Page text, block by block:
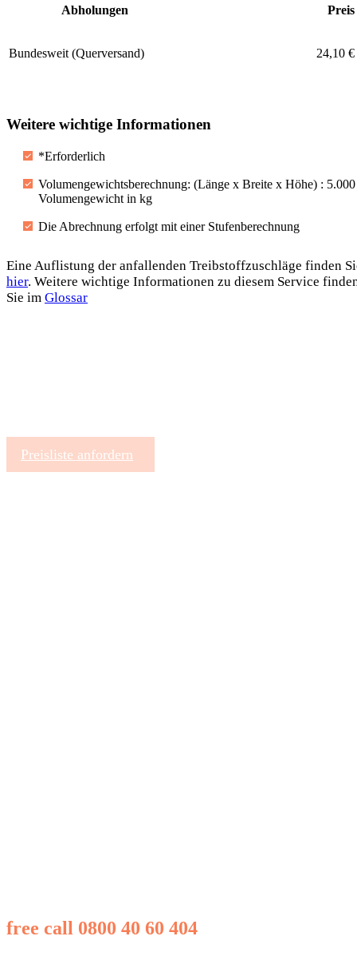
Abholungen Preis
Bundesweit (Querversand) 24,10 €
Weitere wichtige Informationen
*Erforderlich
Volumengewichtsberechnung: (Länge x Breite x Höhe) :
Volumengewicht in kg
Die Abrechnung erfolgt mit einer Stufenberechnung
Eine Auflistung der anfallenden Treibstoffzuschläge finden
hier. Weitere wichtige Informationen zu diesem Service
Sie im Glossar
Preisliste anfordern
free call 0800 40 60 404